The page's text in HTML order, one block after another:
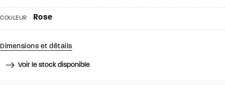
COULEUR Rose
Dimensions et détails
Voir le stock disponible